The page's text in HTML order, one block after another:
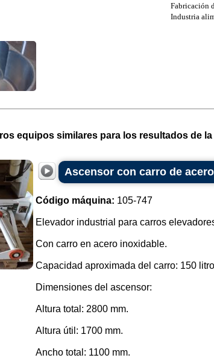
Fabricación
Industria
equipos similares para los resultados de
Ascensor con carro de
Código máquina: 105-747
Elevador industrial para carros
Con carro en acero inoxidable.
Capacidad aproximada del carro: 150
Dimensiones del ascensor:
Altura total: 2800 mm.
Altura útil: 1700 mm.
Ancho total: 1100 mm.